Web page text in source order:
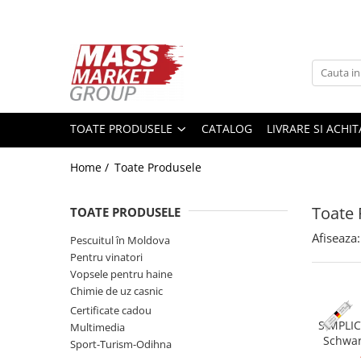
Toate Produsele
Pescuitul în Moldova
Lansete la crap
Protectie, pastrare
Accesorii nadire, sondare
Accesorii, monturi crap
Rod Pod, picheti, suporti
Carlige crap
Avertizoare si swingere
Pescuit Feeder, Stationar, Pluta
TOATE PRODUSELE CATALOG LIVRARE SI
Home / Toate Produsele
Toate
TOATE PRODUSELE
Pescuitul în Moldova
Pentru vinatori
Vopsele pentru haine
Chimie de uz casnic
Certificate cadou
Multimedia
Sport-Turism-Odihna
Afiseaza:
haine